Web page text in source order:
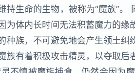
持生命的生物，被称为“魔族”
为体内长时间无法积蓄魔力的
种族，不可避免地会产生领土
族有着积极攻击精灵，以夺取